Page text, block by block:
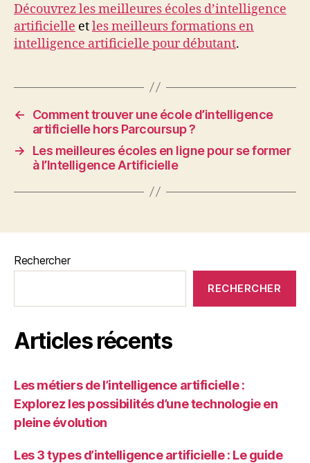
Découvrez les meilleures écoles d’intelligence
artificielle etles meilleurs formations en
intelligence artificielle pour débutant.
←
Comment trouver une école d’intelligence
artificielle hors Parcoursup ?
→
Les meilleures écoles en ligne pour se former
à l’Intelligence Artificielle
Rechercher
RECHERCHER
Articles récents
Les métiers de l’intelligence artificielle :
Explorez les possibilités d’une technologie en
pleine évolution
Les 3 types d’intelligence artificielle : Le guide